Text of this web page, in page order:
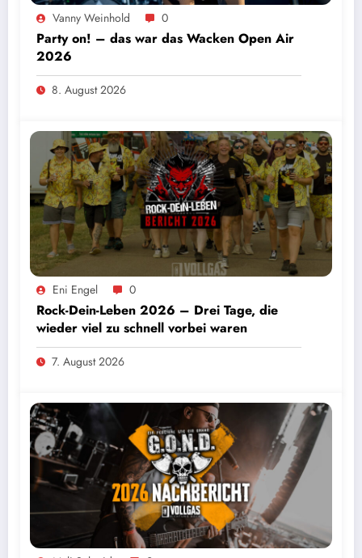
Vanny Weinhold 0
Party on! – das war das Wacken Open Air
2026
8. August 2026
Eni Engel 0
Rock-Dein-Leben 2026 – Drei Tage, die
wieder viel zu schnell vorbei waren
7. August 2026